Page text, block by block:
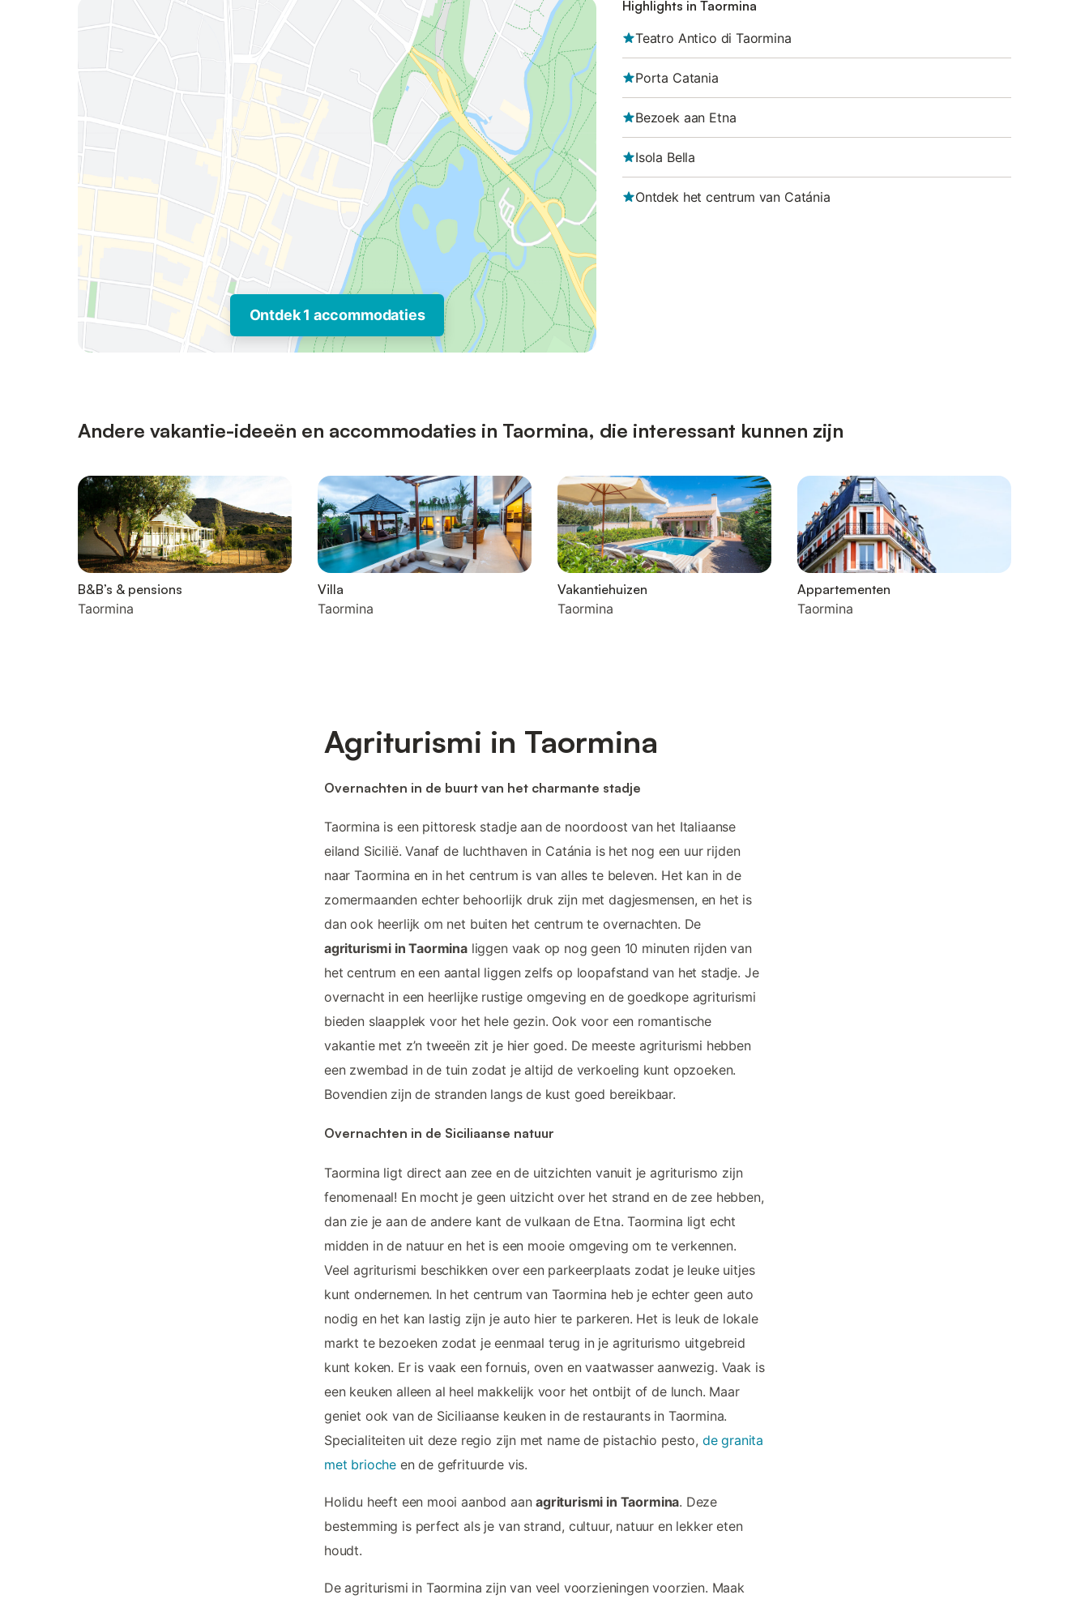
Ontdek 1 accommodaties
Highlights in Taormina
Teatro Antico di Taormina
Porta Catania
Bezoek aan Etna
Isola Bella
Ontdek het centrum van Catánia
Andere vakantie-ideeën en accommodaties in Taormina, die interessant kunnen zijn
B&B’s & pensions
Taormina
Villa
Taormina
Vakantiehuizen
Taormina
Appartementen
Taormina
Agriturismi in Taormina
Overnachten in de buurt van het charmante stadje
Taormina is een pittoresk stadje aan de noordoost van het Italiaanse
eiland Sicilië. Vanaf de luchthaven in Catánia is het nog een uur rijden
naar Taormina en in het centrum is van alles te beleven. Het kan in de
zomermaanden echter behoorlijk druk zijn met dagjesmensen, en het is
dan ook heerlijk om net buiten het centrum te overnachten. De
agriturismi in Taorminaliggen vaak op nog geen 10 minuten rijden van
het centrum en een aantal liggen zelfs op loopafstand van het stadje. Je
overnacht in een heerlijke rustige omgeving en de goedkope agriturismi
bieden slaapplek voor het hele gezin. Ook voor een romantische
vakantie met z’n tweeën zit je hier goed. De meeste agriturismi hebben
een zwembad in de tuin zodat je altijd de verkoeling kunt opzoeken.
Bovendien zijn de stranden langs de kust goed bereikbaar.
Overnachten in de Siciliaanse natuur
Taormina ligt direct aan zee en de uitzichten vanuit je agriturismo zijn
fenomenaal! En mocht je geen uitzicht over het strand en de zee hebben,
dan zie je aan de andere kant de vulkaan de Etna. Taormina ligt echt
midden in de natuur en het is een mooie omgeving om te verkennen.
Veel agriturismi beschikken over een parkeerplaats zodat je leuke uitjes
kunt ondernemen. In het centrum van Taormina heb je echter geen auto
nodig en het kan lastig zijn je auto hier te parkeren. Het is leuk de lokale
markt te bezoeken zodat je eenmaal terug in je agriturismo uitgebreid
kunt koken. Er is vaak een fornuis, oven en vaatwasser aanwezig. Vaak is
een keuken alleen al heel makkelijk voor het ontbijt of de lunch. Maar
geniet ook van de Siciliaanse keuken in de restaurants in Taormina.
Specialiteiten uit deze regio zijn met name de pistachio pesto, de granita
met brioche en de gefrituurde vis.
Holidu heeft een mooi aanbod aanagriturismi in Taormina. Deze
bestemming is perfect als je van strand, cultuur, natuur en lekker eten
houdt.
De agriturismi in Taormina zijn van veel voorzieningen voorzien. Maak